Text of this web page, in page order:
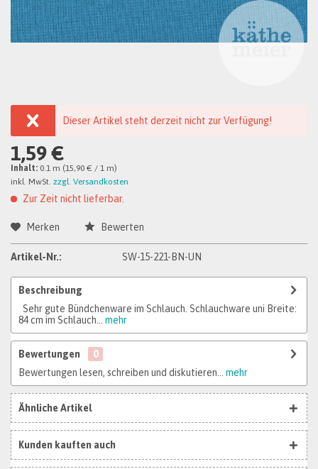
Dieser Artikel steht derzeit nicht zur Verfügung!
1,59 €
Inhalt: 0.1 m (15,90 € / 1 m)
inkl. MwSt. zzgl. Versandkosten
Zur Zeit nicht lieferbar.
Merken Bewerten
Artikel-Nr.: SW-15-221-BN-UN
Beschreibung
Sehr gute Bündchenware im Schlauch. Schlauchware uni Breite:
84 cm im Schlauch...
mehr
Bewertungen
0
Bewertungen lesen, schreiben und diskutieren...
mehr
Ähnliche Artikel
Kunden kauften auch